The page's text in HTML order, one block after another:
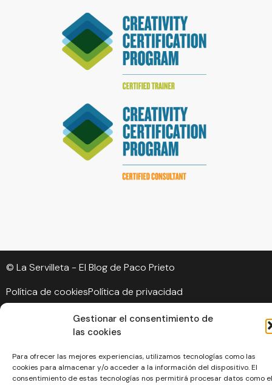
Gestionar el consentimiento de
las cookies
Para ofrecer las mejores experiencias, utilizamos tecnologías como las
cookies para almacenar y/o acceder a la información del dispositivo. El
consentimiento de estas tecnologías nos permitirá procesar datos como el
© La Servilleta - El Blog de Paco Prieto
Política de cookiesPolítica de privacidad